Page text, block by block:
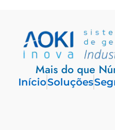
Mais do que
InícioSoluções